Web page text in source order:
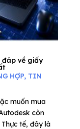
đáp về giấy
HỢP, TIN
muốn mua
còn
tế, đây là